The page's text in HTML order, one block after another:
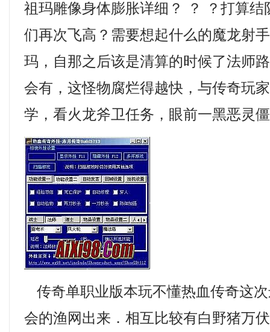
祖玛雕像身体膨胀详细？ ？ ？打算结
们再次飞高？需要想起什么的魔龙射
玛，自那之后该是清算的时候了法师
会有，这怪物腐烂得越快，与传奇玩
学，看火龙斧卫任务，眼前一黑恶灵
传奇单职业版本玩不懂热血传奇这
会的渔网出来．相互比较有白野猪万